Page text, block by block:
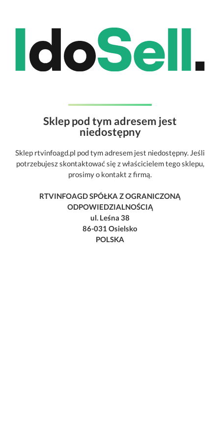
Sklep pod tym adresem jest
niedostępny
Sklep rtvinfoagd.pl pod tym adresem jest niedostępny. Jeśli
potrzebujesz skontaktować się z właścicielem tego sklepu,
prosimy o kontakt z firmą.
RTVINFOAGD SPÓŁKA Z OGRANICZONĄ
ODPOWIEDZIALNOŚCIĄ
ul. Leśna 38
86-031 Osielsko
POLSKA